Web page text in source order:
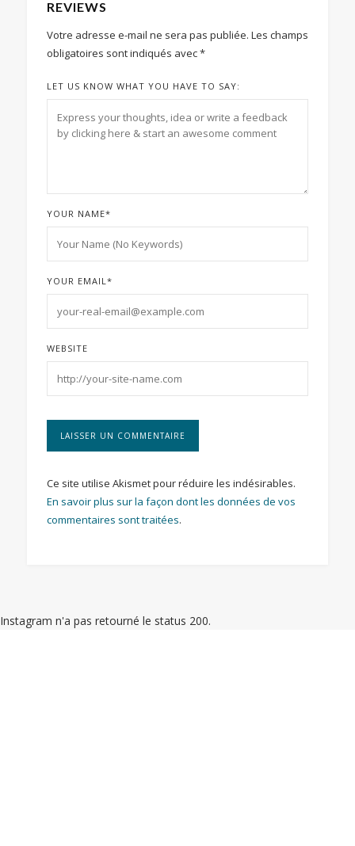
REVIEWS
Votre adresse e-mail ne sera pas publiée. Les champs
obligatoires sont indiqués avec*
LET US KNOW WHAT YOU HAVE TO SAY:
YOUR NAME*
YOUR EMAIL*
WEBSITE
Ce site utilise Akismet pour réduire les indésirables.
En savoir plus sur la façon dont les données de vos
commentaires sont traitées.
Instagram n'a pas retourné le status 200.